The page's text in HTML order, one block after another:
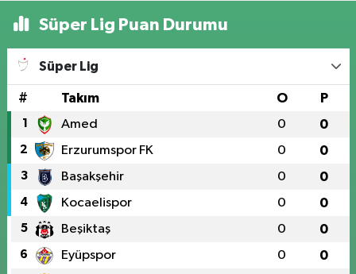
Süper Lig Puan Durumu
Süper Lig
# Takım O P
1 Amed 0 0
2 Erzurumspor FK 0 0
3 Başakşehir 0 0
4 Kocaelispor 0 0
5 Beşiktaş 0 0
6 Eyüpspor 0 0